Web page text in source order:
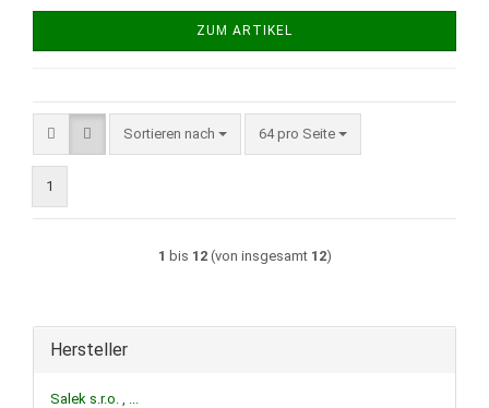
ZUM ARTIKEL
Sortieren nach
Sortieren nach 64 pro Seite
pro Seite
1
1 bis 12(von insgesamt 12)
Hersteller
Salek s.r.o. , ...